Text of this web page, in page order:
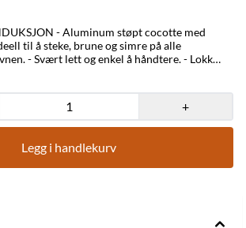
- Lokk
kjemiske
olje eller fett sammenlignet med andre
+
Legg i handlekurv